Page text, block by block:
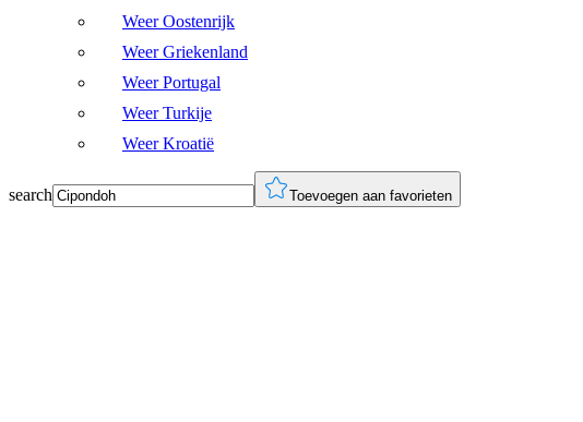
Weer Oostenrijk
Weer Griekenland
Weer Portugal
Weer Turkije
Weer Kroatië
search Toevoegen aan favorieten